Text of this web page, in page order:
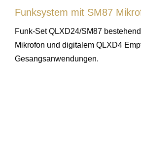
Funksystem mit SM87
Funk-Set QLXD24/SM87
Mikrofon und digitalem QLXD4
Gesangsanwendungen.